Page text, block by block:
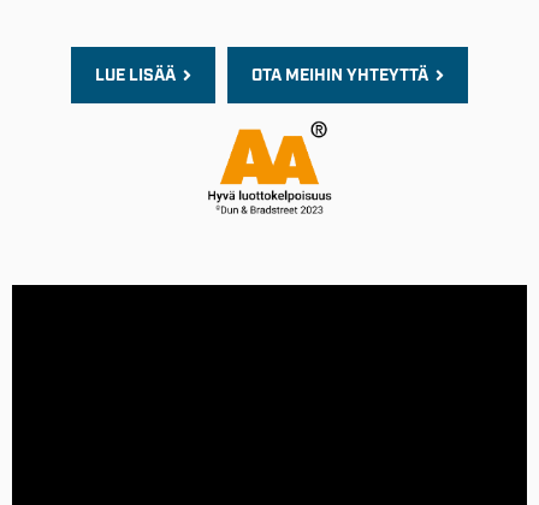
LUE LISÄÄ OTA MEIHIN YHTEYTTÄ